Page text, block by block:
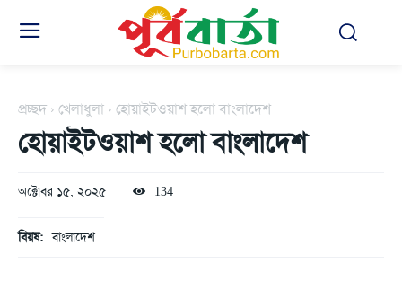
প্রচ্ছদ খেলাধুলা হোয়াইটওয়াশ হলো বাংলাদেশ
হোয়াইটওয়াশ হলো বাংলাদেশ
অক্টোবর ১৫, ২০২৫ 134
বিয়ষ: বাংলাদেশ